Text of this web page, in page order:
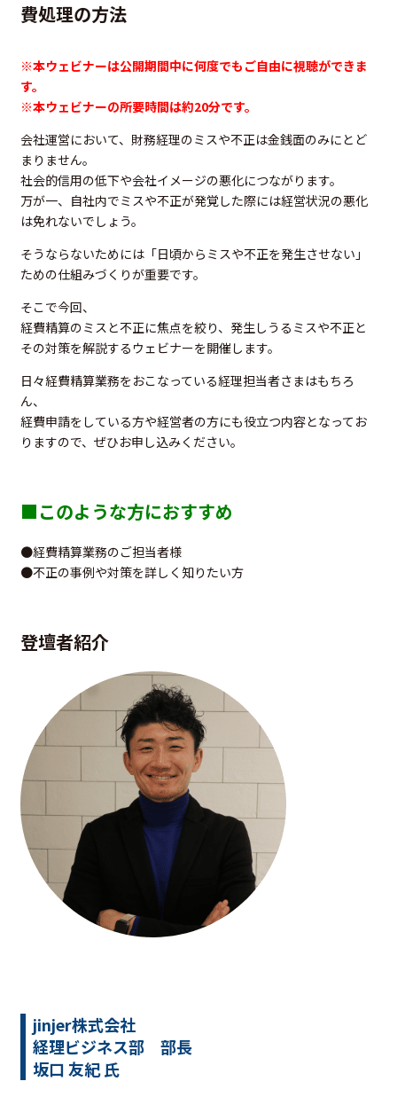
費処理の方法
※本ウェビナーは公開期間中に何度でもご自由に視聴ができま
す。
※本ウェビナーの所要時間は約20分です。
会社運営において、財務経理のミスや不正は金銭面のみにとど
まりません。
社会的信用の低下や会社イメージの悪化につながります。
万が一、自社内でミスや不正が発覚した際には経営状況の悪化
は免れないでしょう。
そうならないためには「日頃からミスや不正を発生させない」
ための仕組みづくりが重要です。
そこで今回、
経費精算のミスと不正に焦点を絞り、発生しうるミスや不正と
その対策を解説するウェビナーを開催します。
日々経費精算業務をおこなっている経理担当者さまはもちろ
ん、
経費申請をしている方や経営者の方にも役立つ内容となってお
りますので、ぜひお申し込みください。
■このような方におすすめ
●経費精算業務のご担当者様
●不正の事例や対策を詳しく知りたい方
登壇者紹介
jinjer株式会社
経理ビジネス部 部長
坂口 友紀 氏